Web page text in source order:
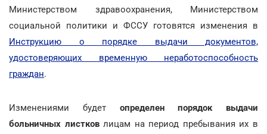
Министерством здравоохранения, Министерством
социальной политики и ФССУ готовятся изменения в
Инструкцию о порядке выдачи документов,
удостоверяющих временную неработоспособность
граждан.
Изменениями будет определен порядок выдачи
больничных листковлицам на период пребывания их в